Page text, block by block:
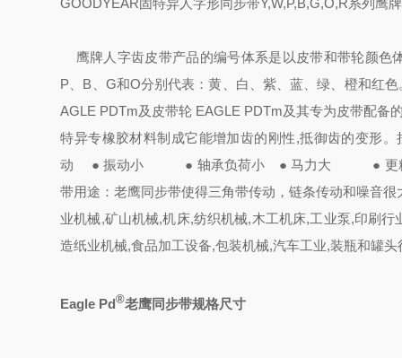
GOODYEAR固特异人字形同步带Y,W,P,B,G,O,R系列鹰
鹰牌人字齿皮带产品的编号体系是以皮带和带轮颜色
P、B、G和O分别代表：黄、白、紫、蓝、绿、橙和红
AGLE PDTm及皮带轮 EAGLE PDTm及其专为皮带配备
特异专橡胶材料制成它能增加齿的刚性,抵御齿的变形。
动 ● 振动小 ● 轴承负荷小 ● 马力大 ●
带用途：老鹰同步带使得三角带传动，链条传动和噪音
业机械,矿山机械,机床,纺织机械,木工机床,工业泵,印刷行
造纸业机械,食品加工设备,包装机械,汽车工业,装瓶和罐
Eagle Pd®老鹰同步带规格尺寸